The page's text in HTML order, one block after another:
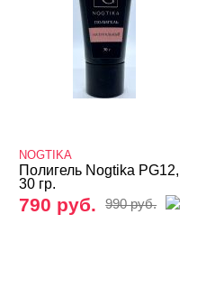
NOGTIKA
Полигель Nogtika PG12,
30 гр.
790 руб. 990 руб.